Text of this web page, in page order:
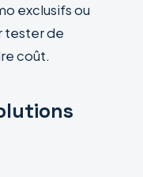
exclusifs ou
tester de
coût.